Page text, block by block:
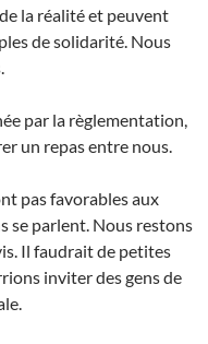
la réalité et peuvent
de solidarité. Nous
par la règlementation,
un repas entre nous.
pas favorables aux
se parlent. Nous restons
Il faudrait de petites
inviter des gens de